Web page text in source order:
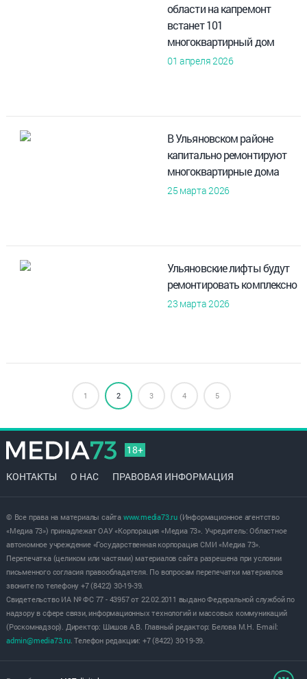
области на капремонт
встанет 101
многоквартирный дом
01 апреля 2026
В Ульяновском районе
капитально ремонтируют
многоквартирные дома
25 марта 2026
Ульяновские лифты будут
ремонтировать комплексно
23 марта 2026
1 2 3 4 5
18+
КОНТАКТЫ О НАС ПРАВОВАЯ ИНФОРМАЦИЯ
© Все права на материалы сайта www.media73.ru(Информационное агентство
«Медиа 73») принадлежат ОАУ «Корпорация «Медиа 73». Учредитель: Областное
автономное учреждение «Государственная корпорация СМИ «Медиа 73».
Перепечатка (целиком или частями) материалов сайта разрешена при условии
письменного согласия правообладателя. По вопросам перепечатки материалов
звоните по телефону +7 (8422) 30-19-39.
Свидетельство ИА № ФС 77 - 43957 от 22.02.2011 выдано Федеральной службой по
надзору в сфере связи, информационных технологий и массовых коммуникаций
(Роскомнадзор). Директор: Шишов А.В. Главный редактор: Белова М.Н. E-mail:
admin@media73.ru. Телефон редакции: +7 (8422) 30-19-39.